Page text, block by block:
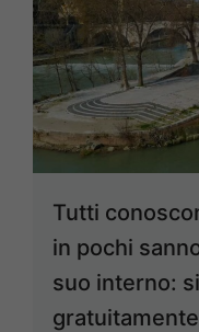
Tutti
in pochi
suo interno:
gratuitamente